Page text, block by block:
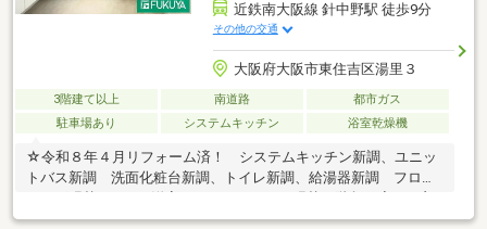
近鉄南大阪線 針中野駅 徒歩9分
その他の交通
大阪府大阪市東住吉区湯里３
3階建て以上 南道路
都市ガス
駐車場あり
システムキッチン 浴室乾燥機
☆令和８年４月リフォーム済！ システムキッチン新調、ユニッ
トバス新調 洗面化粧台新調、トイレ新調、給湯器新調 フロー
関） CF貼替（洗面所・トイレ）、建具新調 ガレージ・玄関新